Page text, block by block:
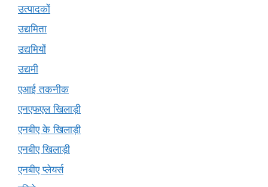
उत्पादकों
उद्यमिता
उद्यमियों
उद्यमी
एआई तकनीक
एनएफएल खिलाड़ी
एनबीए के खिलाड़ी
एनबीए खिलाड़ी
एनबीए प्लेयर्स